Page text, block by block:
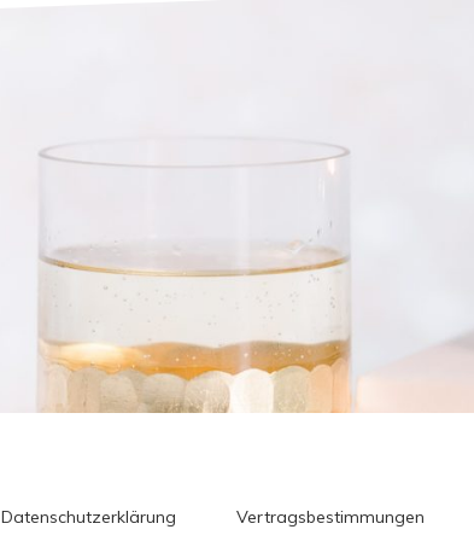
Datenschutzerklärung Vertragsbestimmungen